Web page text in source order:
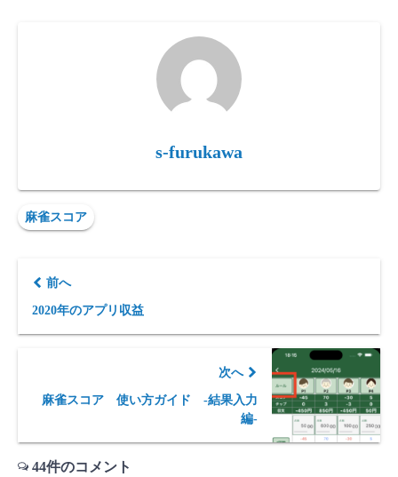
s-furukawa
麻雀スコア
前へ
2020年のアプリ収益
次へ
麻雀スコア 使い方ガイド -結果入力
編-
44件のコメント